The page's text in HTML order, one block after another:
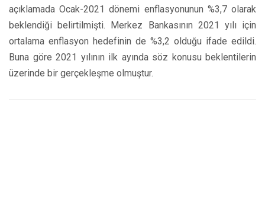
açıklamada Ocak-2021 dönemi enflasyonunun %3,7 olarak
beklendiği belirtilmişti. Merkez Bankasının 2021 yılı için
ortalama enflasyon hedefinin de %3,2 olduğu ifade edildi.
Buna göre 2021 yılının ilk ayında söz konusu beklentilerin
üzerinde bir gerçekleşme olmuştur.